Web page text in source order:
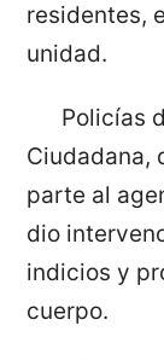
residentes,
unidad.
Policías
Ciudadana,
parte al
dio
indicios y
cuerpo.